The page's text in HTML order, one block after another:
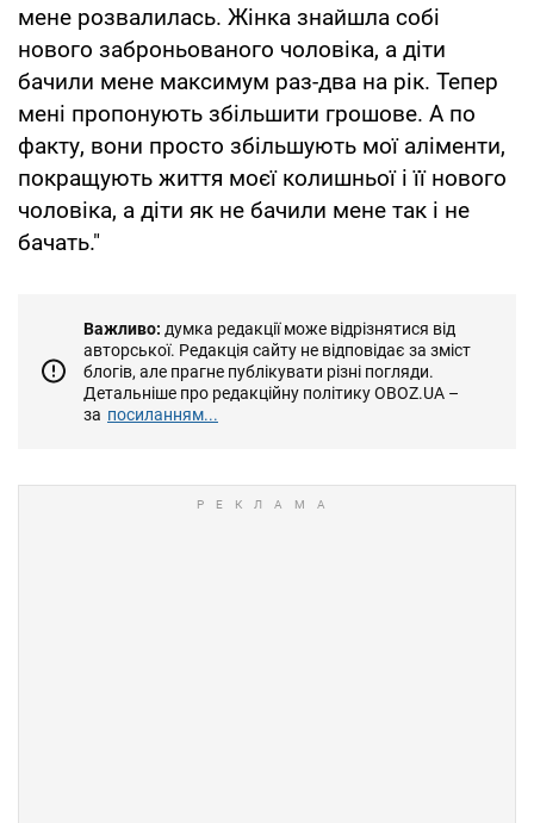
мене розвалилась. Жінка знайшла собі
нового заброньованого чоловіка, а діти
бачили мене максимум раз-два на рік. Тепер
мені пропонують збільшити грошове. А по
факту, вони просто збільшують мої аліменти,
покращують життя моєї колишньої і її нового
чоловіка, а діти як не бачили мене так і не
бачать."
Важливо: думка редакції може відрізнятися від
авторської. Редакція сайту не відповідає за зміст
блогів, але прагне публікувати різні погляди.
Детальніше про редакційну політику OBOZ.UA –
за посиланням...